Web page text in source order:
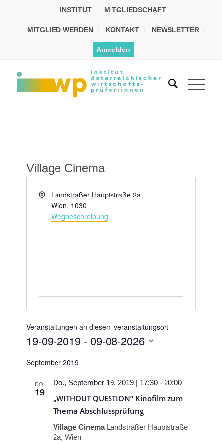
INSTITUT MITGLIEDSCHAFT
MITGLIED WERDEN KONTAKT NEWSLETTER
Anmelden
Village Cinema
AdresseLandstraßer Hauptstraße 2a
Wien, 1030
Wegbeschreibung
Veranstaltungen an diesem veranstaltungsort
19-09-2019 - 09-08-2026
wählen.
September 2019
DO.
19
„WITHOUT QUESTION“ Kinofilm zum
Thema Abschlussprüfung
Do., September 19, 2019 | 17:30 - 20:00
Village Cinema Landstraßer Hauptstraße
2a, Wien